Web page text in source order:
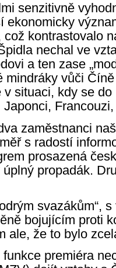
senzitivně
ekonomicky
kontrastovalo
nechal ve
a ten zase
mindráky vůči
v situaci, kdy se
zaměstnanci
s radostí
prosazená
propadák.
svazákům“,
bojujícím proti
ale, že to bylo
premiéra